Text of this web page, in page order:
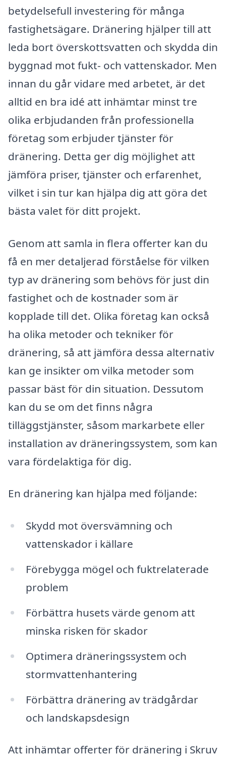
betydelsefull investering för många
fastighetsägare. Dränering hjälper till att
leda bort överskottsvatten och skydda din
byggnad mot fukt- och vattenskador. Men
innan du går vidare med arbetet, är det
alltid en bra idé att inhämtar minst tre
olika erbjudanden från professionella
företag som erbjuder tjänster för
dränering. Detta ger dig möjlighet att
jämföra priser, tjänster och erfarenhet,
vilket i sin tur kan hjälpa dig att göra det
bästa valet för ditt projekt.
Genom att samla in flera offerter kan du
få en mer detaljerad förståelse för vilken
typ av dränering som behövs för just din
fastighet och de kostnader som är
kopplade till det. Olika företag kan också
ha olika metoder och tekniker för
dränering, så att jämföra dessa alternativ
kan ge insikter om vilka metoder som
passar bäst för din situation. Dessutom
kan du se om det finns några
tilläggstjänster, såsom markarbete eller
installation av dräneringssystem, som kan
vara fördelaktiga för dig.
En dränering kan hjälpa med följande:
Skydd mot översvämning och
vattenskador i källare
Förebygga mögel och fuktrelaterade
problem
Förbättra husets värde genom att
minska risken för skador
Optimera dräneringssystem och
stormvattenhantering
Förbättra dränering av trädgårdar
och landskapsdesign
Att inhämtar offerter för dränering i Skruv